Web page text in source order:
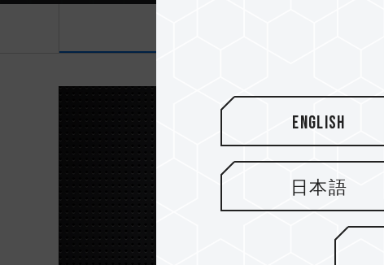
English
日本語